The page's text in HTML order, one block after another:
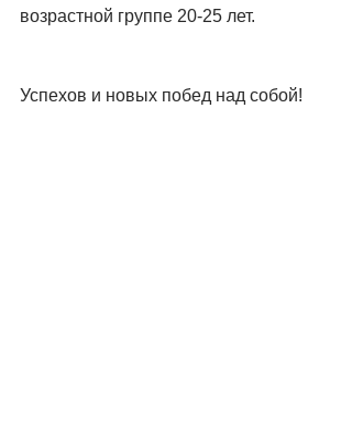
возрастной группе 20-25 лет.
Успехов и новых побед над собой!